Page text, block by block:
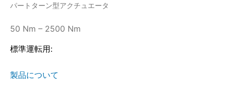
パートターン型アクチュエータ
50 Nm – 2500 Nm
標準運転用:
製品について